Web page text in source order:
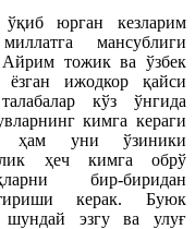
ўқиб юрган кезларим
мансублиги
Айрим тожик ва ўзбек
ижодкор қайси
кўз ўнгида
кимга кераги
ҳам уни ўзиники
ҳеч кимга обрў
бир-биридан
керак. Буюк
эзгу ва улуғ